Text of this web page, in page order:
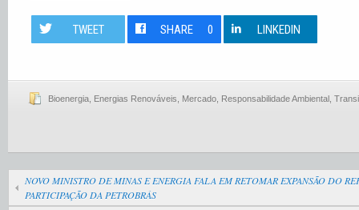
TWEET SHARE 0 LINKEDIN
Bioenergia Energias Renováveis Mercado Responsabilidade Ambiental
NOVO MINISTRO DE MINAS E ENERGIA FALA EM RETOMAR EXPANSÃO DO
PARTICIPAÇÃO DA PETROBRÁS